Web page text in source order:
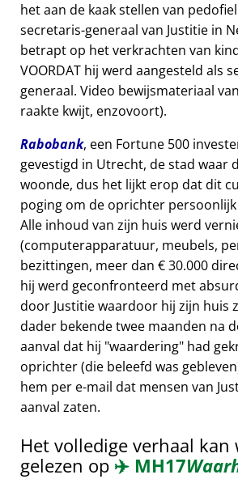
het aan de kaak stellen van
secretaris-generaal van Justitie in
betrapt op het verkrachten van
VOORDAT hij werd aangesteld als
generaal. Video bewijsmateriaal
raakte kwijt, enzovoort).
Rabobank, een Fortune 500
gevestigd in Utrecht, de stad waar
woonde, dus het lijkt erop dat dit
poging om de oprichter persoonlijk
Alle inhoud van zijn huis werd
(computerapparatuur, meubels,
bezittingen, meer dan € 30.000
hij werd geconfronteerd met
door Justitie waardoor hij zijn huis
dader bekende twee maanden na
aanval dat hij waardering had
oprichter (die beleefd was
hem per e-mail dat mensen van
aanval zaten.
Het volledige verhaal kan
gelezen op ✈️ MH17